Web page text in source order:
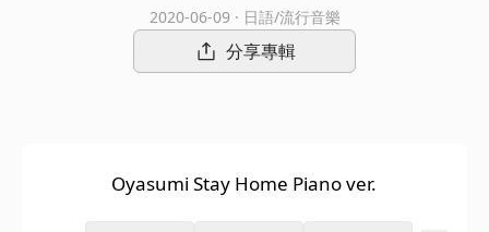
2020-06-09 · 日語/流行音樂
分享專輯
Oyasumi Stay Home Piano ver.